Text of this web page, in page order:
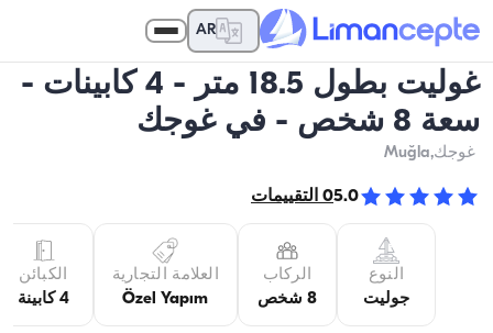
AR
غوليت بطول 18.5 متر - 4 كابينات -
سعة 8 شخص - في غوجك
غوجك,Muğla
5.0
0 التقييمات
النوع
جوليت
الركاب
8 شخص
العلامة التجارية
Özel Yapım
الكبائن
4 كابينة